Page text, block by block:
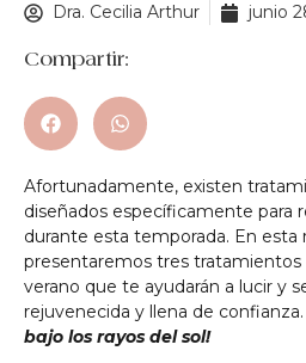
Dra. Cecilia Arthur junio
Compartir:
Afortunadamente, existen
diseñados específicamente para
durante esta temporada. En esta
presentaremos tres tratamientos
verano que te ayudarán a lucir y
rejuvenecida y llena de confianza.
bajo los rayos del sol!